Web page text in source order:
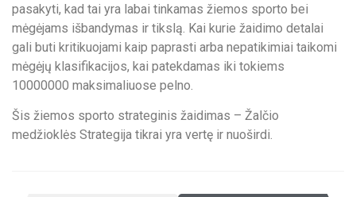
pasakyti, kad tai yra labai tinkamas žiemos sporto bei
mėgėjams išbandymas ir tikslą. Kai kurie žaidimo detalai
gali buti kritikuojami kaip paprasti arba nepatikimiai taikomi
mėgėjų klasifikacijos, kai patekdamas iki tokiems
10000000 maksimaliuose pelno.
Šis žiemos sporto strateginis žaidimas – Žalčio
medžioklės Strategija tikrai yra vertę ir nuoširdi.